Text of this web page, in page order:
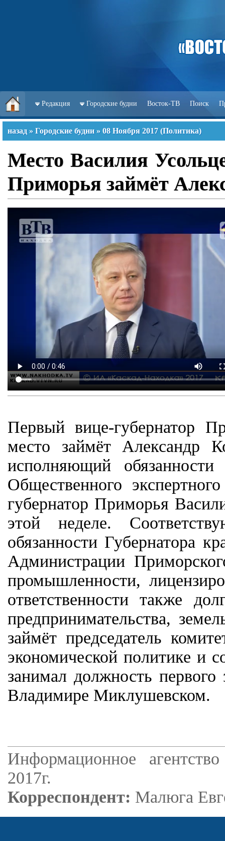
Редакция Городские будни Восток-ТВ Поиск
назад » Городские будни » 08 Ноября 2017 (Политика)
Место Василия
Приморья займёт
Первый вице-губернатор
место займёт Александр
исполняющий
Общественного
губернатор Приморья
этой неделе.
обязанности Губернатора
Администрации
промышленности,
ответственности также
предпринимательства,
займёт председатель
экономической политике и
занимал должность
Владимире Миклушевском.
Информационное
2017г.
Корреспондент: Малюга